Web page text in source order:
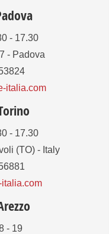
- 17.30
- Padova
italia.com
- 17.30
(TO) - Italy
- 19